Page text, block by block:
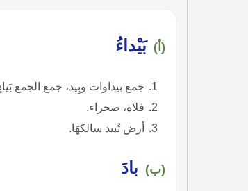
(أ) بَيْداءُ
جمع بيداوات وبِيد، جمع الجمع
فلاة، صحراء.
أرض تُبيد سالكهَا.
(ب) بادَ